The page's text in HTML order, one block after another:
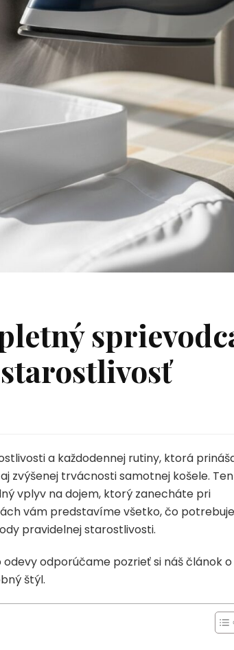
a každodennej rutiny, ktorá
zvýšenej trvácnosti samotnej košele.
vplyv na dojem, ktorý zanecháte pri
vám predstavíme všetko, čo
pravidelnej starostlivosti.
odporúčame pozrieť si náš článok o
štýl.